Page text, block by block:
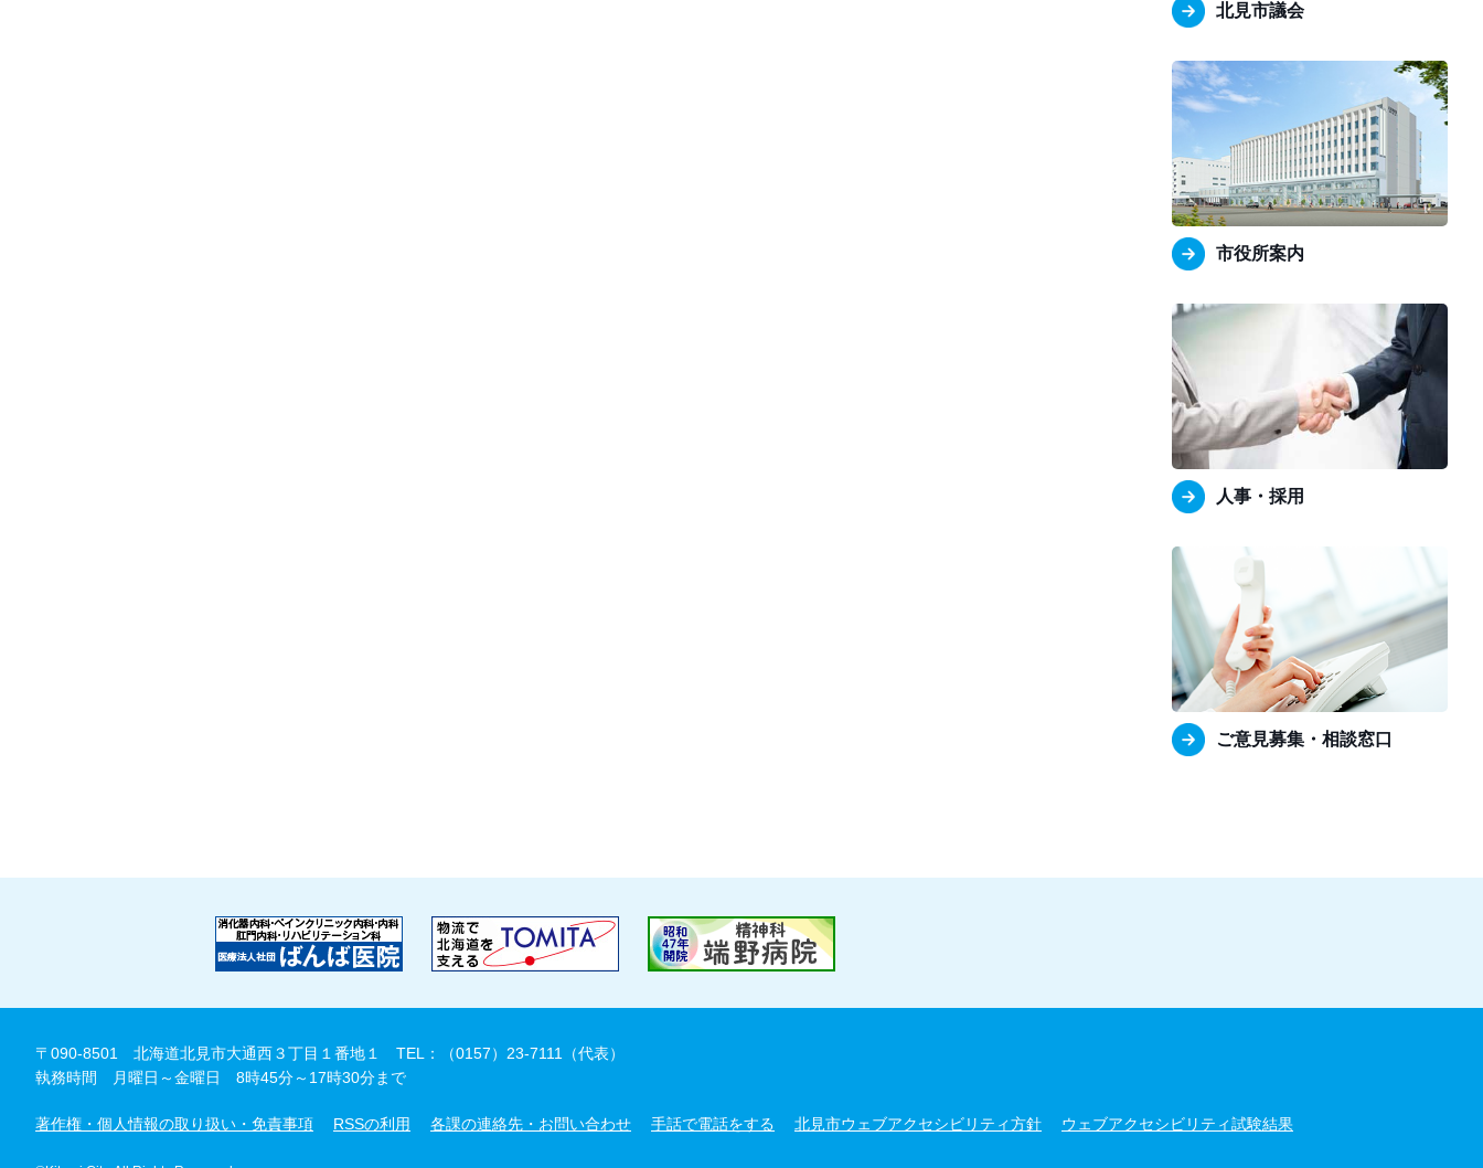
北見市議会
市役所案内
人事・採用
ご意見募集・相談窓口
〒090-8501 北海道北見市大通西３丁目１番地１
TEL：（0157）23-7111（代表）
執務時間 月曜日～金曜日 8時45分～17時30分まで
著作権・個人情報の取り扱い・免責事項 RSSの利用 各課の連絡先・お問い合わせ 手話で電話をする 北見市ウェブアクセシビリティ方針 ウェブアクセシビリティ試験結果